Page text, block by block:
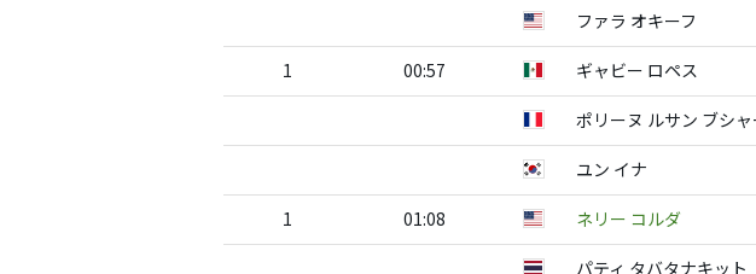
ファラ オキーフ
1 00:57 ギャビー ロペス
ポリーヌ ルサン ブシ
ユン イナ
1 01:08 ネリー コルダ
パティ タバタナキット